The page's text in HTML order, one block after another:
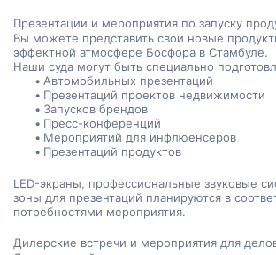
Презентации и мероприятия по запуску
Вы можете представить свои новые
эффектной атмосфере Босфора в Стамбуле.
Наши суда могут быть специально
Автомобильных презентаций
Презентаций проектов недвижимости
Запусков брендов
Пресс-конференций
Мероприятий для инфлюенсеров
Презентаций продуктов
LED-экраны, профессиональные звуковые
зоны для презентаций планируются в
потребностями мероприятия.
Дилерские встречи и мероприятия для